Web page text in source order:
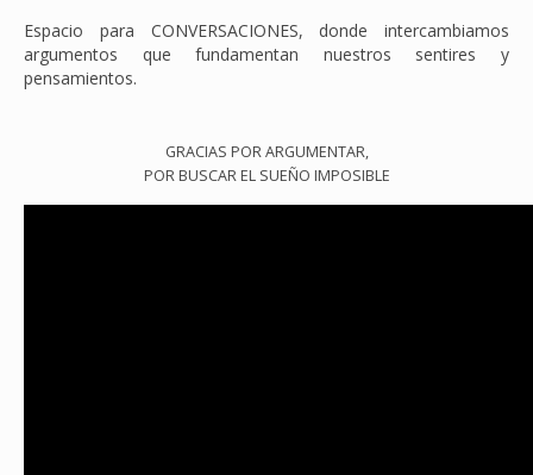
Espacio para CONVERSACIONES, donde intercambiamos
argumentos que fundamentan nuestros sentires y
pensamientos.
GRACIAS POR ARGUMENTAR,
POR BUSCAR EL SUEÑO IMPOSIBLE